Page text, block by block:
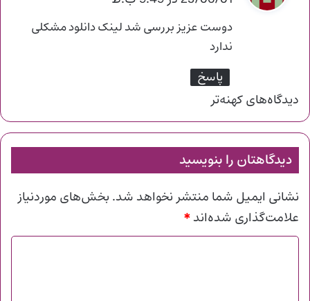
دوست عزیز بررسی شد لینک دانلود مشکلی
ندارد
پاسخ
راهبری
دیدگاه‌ها
دیدگاه‌های کهنه‌تر
دیدگاهتان را بنویسید
نشانی ایمیل شما منتشر نخواهد شد. بخش‌های موردنیاز
علامت‌گذاری شده‌اند*